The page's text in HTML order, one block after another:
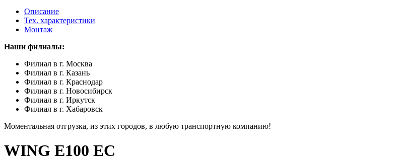
Описание
Тех. характеристики
Монтаж
Наши филиалы:
Филиал в г. Москва
Филиал в г. Казань
Филиал в г. Краснодар
Филиал в г. Новосибирск
Филиал в г. Иркутск
Филиал в г. Хабаровск
Моментальная отгрузка, из этих городов, в любую транспортную компанию!
WING E100 EC